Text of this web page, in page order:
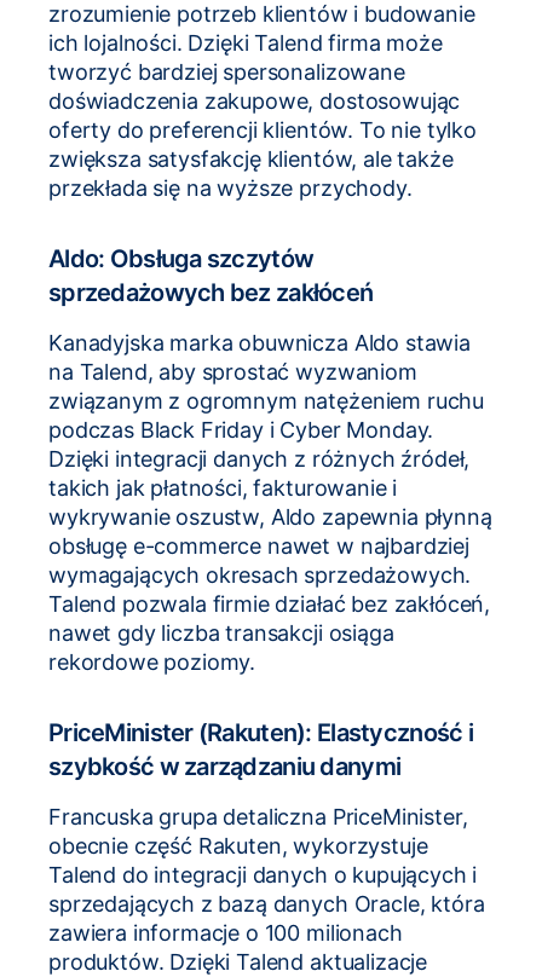
zrozumienie potrzeb klientów i budowanie
ich lojalności. Dzięki Talend firma może
tworzyć bardziej spersonalizowane
doświadczenia zakupowe, dostosowując
oferty do preferencji klientów. To nie tylko
zwiększa satysfakcję klientów, ale także
przekłada się na wyższe przychody.
Aldo: Obsługa szczytów
sprzedażowych bez zakłóceń
Kanadyjska marka obuwnicza Aldo stawia
na Talend, aby sprostać wyzwaniom
związanym z ogromnym natężeniem ruchu
podczas Black Friday i Cyber Monday.
Dzięki integracji danych z różnych źródeł,
takich jak płatności, fakturowanie i
wykrywanie oszustw, Aldo zapewnia płynną
obsługę e-commerce nawet w najbardziej
wymagających okresach sprzedażowych.
Talend pozwala firmie działać bez zakłóceń,
nawet gdy liczba transakcji osiąga
rekordowe poziomy.
PriceMinister (Rakuten): Elastyczność i
szybkość w zarządzaniu danymi
Francuska grupa detaliczna PriceMinister,
obecnie część Rakuten, wykorzystuje
Talend do integracji danych o kupujących i
sprzedających z bazą danych Oracle, która
zawiera informacje o 100 milionach
produktów. Dzięki Talend aktualizacje